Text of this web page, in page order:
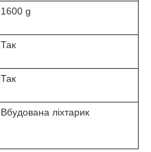
1600 g
Так
Так
Вбудована ліхтарик